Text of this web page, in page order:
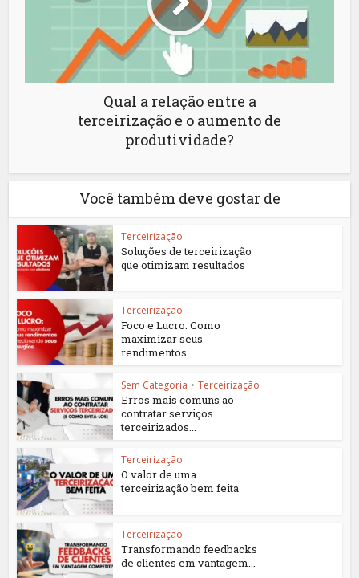
Qual a relação entre a
terceirização e o aumento de
produtividade?
Você também deve gostar de
Terceirização
Soluções de terceirização
que otimizam resultados
Terceirização
Foco e Lucro: Como
maximizar seus
rendimentos...
Sem Categoria • Terceirização
Erros mais comuns ao
contratar serviços
terceirizados...
Terceirização
O valor de uma
terceirização bem feita
Terceirização
Transformando feedbacks
de clientes em vantagem...